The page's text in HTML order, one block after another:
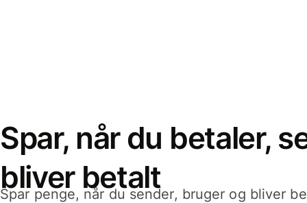
Spar, når du betaler,
bliver betalt
Spar penge, når du sender, bruger og bliver